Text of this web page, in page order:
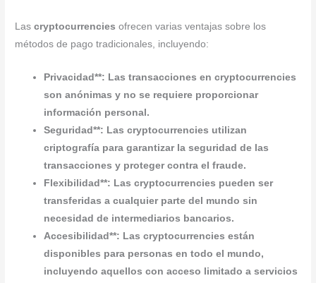
Lascryptocurrencies ofrecen varias ventajas sobre los
métodos de pago tradicionales, incluyendo:
Privacidad**: Las transacciones encryptocurrencies
son anónimas y no se requiere proporcionar
información personal.
Seguridad**: Lascryptocurrencies utilizan
criptografía para garantizar la seguridad de las
transacciones y proteger contra el fraude.
Flexibilidad**: Lascryptocurrencies pueden ser
transferidas a cualquier parte del mundo sin
necesidad de intermediarios bancarios.
Accesibilidad**: Lascryptocurrencies están
disponibles para personas en todo el mundo,
incluyendo aquellos con acceso limitado a servicios